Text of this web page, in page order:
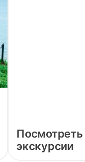
Посмотреть
экскурсии